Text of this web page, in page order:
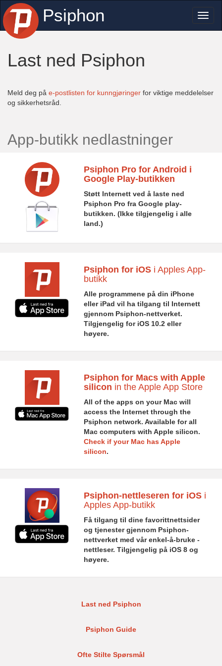
Psiphon
Last ned Psiphon
Meld deg på e-postlisten for kunngjøringer for viktige meddelelser
og sikkerhetsråd.
App-butikk nedlastninger
Psiphon Pro for Android i
Google Play-butikken
Støtt Internett ved å laste ned
Psiphon Pro fra Google play-
butikken. (Ikke tilgjengelig i alle
land.)
Psiphon for iOS i Apples App-
butikk
Alle programmene på din iPhone
eller iPad vil ha tilgang til Internett
gjennom Psiphon-nettverket.
Tilgjengelig for iOS 10.2 eller
høyere.
Psiphon for Macs with Apple
silicon in the Apple App Store
All of the apps on your Mac will
access the Internet through the
Psiphon network. Available for all
Mac computers with Apple silicon.
Check if your Mac has Apple
silicon.
Psiphon-nettleseren for iOS i
Apples App-butikk
Få tilgang til dine favorittnettsider
og tjenester gjennom Psiphon-
nettverket med vår enkel-å-bruke -
nettleser. Tilgjengelig på iOS 8 og
høyere.
Last ned Psiphon
Psiphon Guide
Ofte Stilte Spørsmål